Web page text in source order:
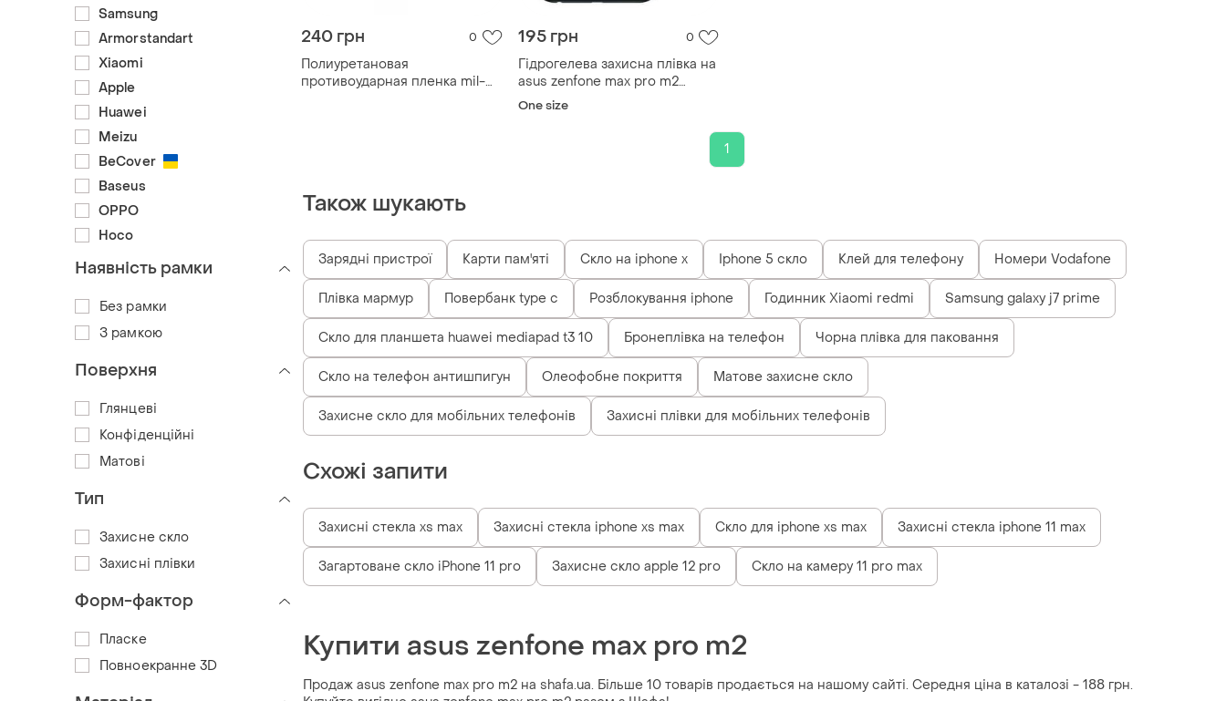
240 грн 0
Полиуретановая
противоударная пленка mil-
195 грн 0
Гідрогелева захисна плівка на
asus zenfone max pro m2
zb631kl (прозора плівка на
One size
1
Також шукають
Зарядні пристрої Карти пам'яті Скло на iphone x Iphone 5 скло Клей для телефону Номери Vodafone
Плівка мармур Повербанк type c Розблокування iphone Годинник Xiaomi redmi Samsung galaxy j7 prime
Скло для планшета huawei mediapad t3 10 Бронеплівка на телефон Чорна плівка для паковання
Скло на телефон антишпигун Олеофобне покриття Матове захисне скло
Захисне скло для мобільних телефонів Захисні плівки для мобільних телефонів
Схожі запити
Захисні стекла xs max Захисні стекла iphone xs max Скло для iphone xs max Захисні стекла iphone 11 max
Загартоване скло iPhone 11 pro Захисне скло apple 12 pro Скло на камеру 11 pro max
Купити asus zenfone max pro m2
Продаж asus zenfone max pro m2 на shafa.ua. Більше 10 товарів продається на нашому сайті. Середня ціна в каталозі - 188 грн.
Samsung
Armorstandart
Xiaomi
Apple
Huawei
Meizu
BeCover
Baseus
OPPO
Hoco
Наявність рамки
Без рамки
З рамкою
Поверхня
Глянцеві
Конфіденційні
Матові
Тип
Захисне скло
Захисні плівки
Форм-фактор
Пласке
Повноекранне 3D